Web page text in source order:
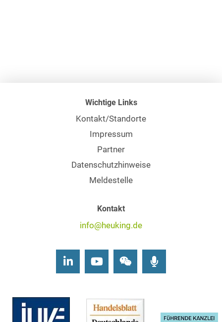
Wichtige Links
Kontakt/Standorte
Impressum
Partner
Datenschutzhinweise
Meldestelle
Kontakt
info@heuking.de
LinkedInYoutubeWechat